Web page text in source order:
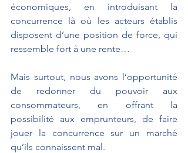
économiques, en introduisant la
concurrence là où les acteurs établis
disposent d’une position de force, qui
ressemble fort à une rente…
Mais surtout, nous avons l’opportunité
de redonner du pouvoir aux
consommateurs, en offrant la
possibilité aux emprunteurs, de faire
jouer la concurrence sur un marché
qu’ils connaissent mal.